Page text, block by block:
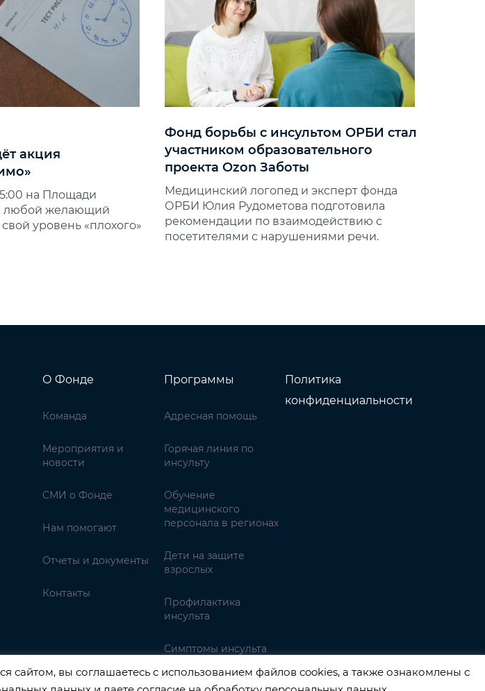
акция
на Площади
любой желающий
уровень «плохого»
Фонд борьбы с инсультом ОРБИ стал
участником образовательного
проекта Ozon Заботы
Медицинский логопед и эксперт фонда
ОРБИ Юлия Рудометова подготовила
рекомендации по взаимодействию с
посетителями с нарушениями речи.
О Фонде
Команда
Мероприятия и
новости
СМИ о Фонде
Нам помогают
Отчеты и документы
Контакты
Программы
Адресная помощь
Горячая линия по
инсульту
Обучение
медицинского
персонала в регионах
Дети на защите
взрослых
Профилактика
инсульта
Симптомы инсульта
Политика
конфиденциальности
вы соглашаетесь с использованием файлов cookies, а также ознакомлены с